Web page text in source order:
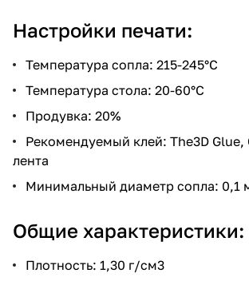
Настройки печати:
Температура сопла: 215-245°C
Температура стола: 20-60°C
Продувка: 20%
Рекомендуемый клей: The3D Glue,
лента
Минимальный диаметр сопла: 0,1
Общие характеристики:
Плотность: 1,30 г/см3